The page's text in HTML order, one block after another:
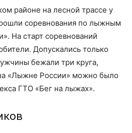
районе на лесной трассе у
соревнования по лыжным
На старт соревнований
Допускались только
бежали три круга,
«Лыжне России» можно было
ГТО «Бег на лыжах».